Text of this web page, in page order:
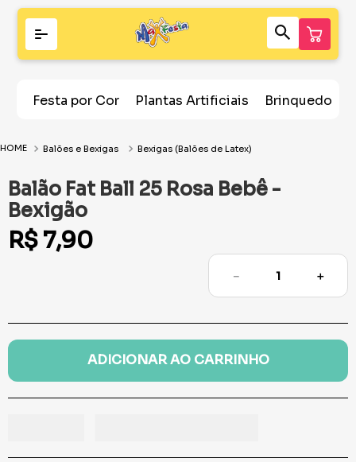
Festa por Cor Plantas Artificiais Brinquedos
Balões e Bexigas Bexigas (Balões de Latex)
Balão Fat Ball 25 Rosa Bebê -
Bexigão
R$ 7,90
＋
－
ADICIONAR AO CARRINHO